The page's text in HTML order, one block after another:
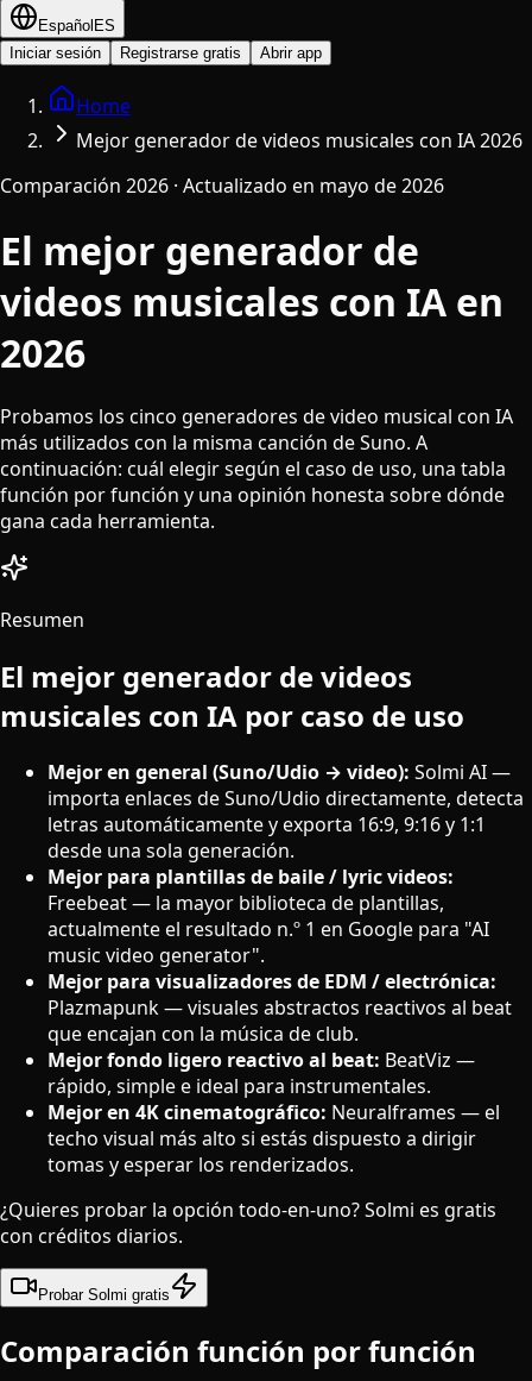
Español ES
Iniciar sesión
Registrarse gratis Abrir app
Home
Mejor generador de videos musicales con IA 2026
Comparación 2026 · Actualizado en mayo de 2026
El mejor generador de
videos musicales con IA en
2026
Probamos los cinco generadores de video musical con IA
más utilizados con la misma canción de Suno. A
continuación: cuál elegir según el caso de uso, una tabla
función por función y una opinión honesta sobre dónde
gana cada herramienta.
Resumen
El mejor generador de videos
musicales con IA por caso de uso
Mejor en general (Suno/Udio → video): Solmi AI —
importa enlaces de Suno/Udio directamente, detecta
letras automáticamente y exporta 16:9, 9:16 y 1:1
desde una sola generación.
Mejor para plantillas de baile / lyric videos:
Freebeat — la mayor biblioteca de plantillas,
actualmente el resultado n.º 1 en Google para "AI
music video generator".
Mejor para visualizadores de EDM / electrónica:
Plazmapunk — visuales abstractos reactivos al beat
que encajan con la música de club.
Mejor fondo ligero reactivo al beat: BeatViz —
rápido, simple e ideal para instrumentales.
Mejor en 4K cinematográfico: Neuralframes — el
techo visual más alto si estás dispuesto a dirigir
tomas y esperar los renderizados.
¿Quieres probar la opción todo-en-uno? Solmi es gratis
con créditos diarios.
Probar Solmi gratis
Comparación función por función